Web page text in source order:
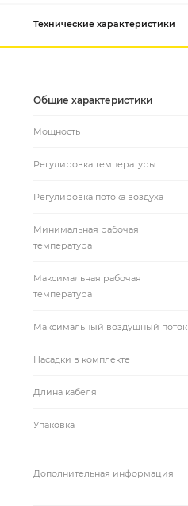
Технические характеристики
Общие характеристики
Мощность
Регулировка температуры
Регулировка потока воздуха
Минимальная рабочая
температура
Максимальная рабочая
температура
Максимальный воздушный поток
Насадки в комплекте
Длина кабеля
Упаковка
Дополнительная информация